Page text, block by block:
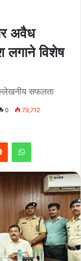
अवैध
लगाने विशेष
सफलता
0 79,712
Reddit WhatsApp